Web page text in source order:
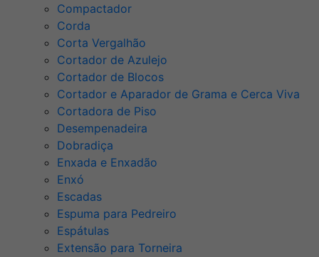
Compactador
Corda
Corta Vergalhão
Cortador de Azulejo
Cortador de Blocos
Cortador e Aparador de Grama e Cerca Viva
Cortadora de Piso
Desempenadeira
Dobradiça
Enxada e Enxadão
Enxó
Escadas
Espuma para Pedreiro
Espátulas
Extensão para Torneira